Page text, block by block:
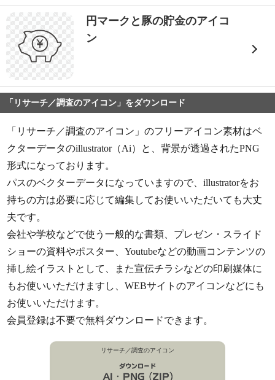
円マークと豚の貯金のアイコ
ン
「リサーチ／調査のアイコン」をダウンロード
「リサーチ／調査のアイコン」のフリーアイコン素材はベ
クターデータのillustrator（Ai）と、背景が透過されたPNG
形式になっております。
パスのベクターデータになっていますので、illustratorをお
持ちの方は必要に応じて編集してお使いいただいても大丈
夫です。
会社や学校などで使う一般的な書類、プレゼン・スライド
ショーの資料やポスター、Youtubeなどの動画コンテンツの
挿し絵イラストとして、また宣伝チラシなどの印刷媒体に
もお使いいただけますし、WEBサイトのアイコンなどにも
お使いいただけます。
会員登録は不要で無料ダウンロードできます。
リサーチ／調査のアイコン